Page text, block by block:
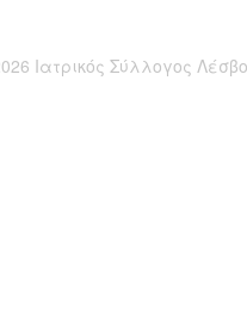
Ιατρικός Σύλλογος